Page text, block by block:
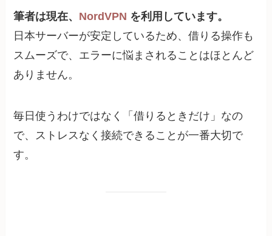
筆者は現在、 NordVPN を利用しています。
日本サーバーが安定しているため、借りる操作も
スムーズで、エラーに悩まされることはほとんど
ありません。
毎日使うわけではなく「借りるときだけ」なの
で、ストレスなく接続できることが一番大切で
す。